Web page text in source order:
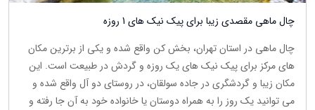
چال ماهی مقصدی زیبا برای پیک نیک های 1 روزه
چال ماهی در استان تهران، بخش کن واقع شده و یکی از برترین مکان
های مرکز برای پیک نیک های یک روزه و گردش در طبیعت است. این
مکان زیبا و گردشگری در جاده سولقان، در روستای دو آل واقع شده و
می توانید یک روز را به همراه دوستان یا خانواده خود به آن جا رفته و